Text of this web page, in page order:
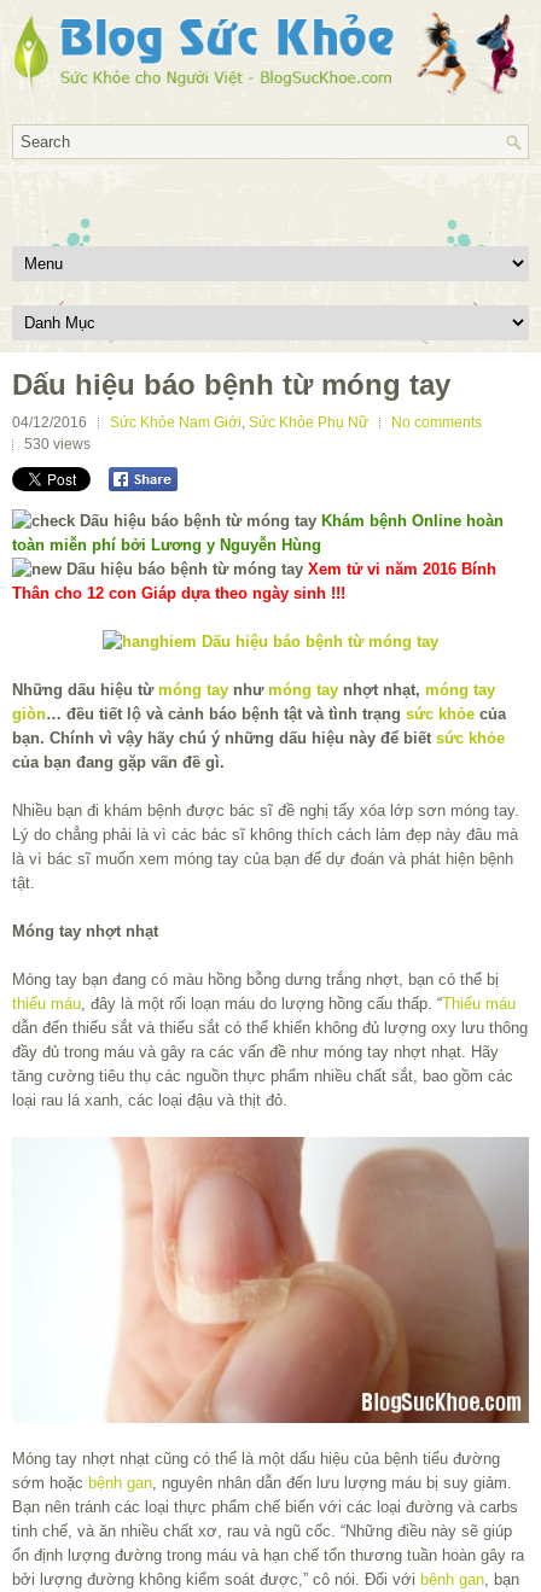
Dấu hiệu báo bệnh từ móng tay
04/12/2016 Sức Khỏe Nam Giới, Sức Khỏe Phụ Nữ
No comments
530 views
Khám bệnh Online hoàn
toàn miễn phí bởi Lương y Nguyễn Hùng
Xem tử vi năm 2016 Bính
Thân cho 12 con Giáp dựa theo ngày sinh !!!
Những dấu hiệu từ móng tay như móng tay nhợt nhạt, móng tay
giòn… đều tiết lộ và cảnh báo bệnh tật và tình trạng sức khỏe của
bạn. Chính vì vậy hãy chú ý những dấu hiệu này để biết sức khỏe
của bạn đang gặp vấn đề gì.
Nhiều bạn đi khám bệnh được bác sĩ đề nghị tẩy xóa lớp sơn móng tay.
Lý do chẳng phải là vì các bác sĩ không thích cách làm đẹp này đâu mà
là vì bác sĩ muốn xem móng tay của bạn để dự đoán và phát hiện bệnh
tật.
Móng tay nhợt nhạt
Móng tay bạn đang có màu hồng bỗng dưng trắng nhợt, bạn có thể bị
thiếu máu, đây là một rối loạn máu do lượng hồng cấu thấp. “Thiếu máu
dẫn đến thiếu sắt và thiếu sắt có thể khiến không đủ lượng oxy lưu thông
đầy đủ trong máu và gây ra các vấn đề như móng tay nhợt nhạt. Hãy
tăng cường tiêu thụ các nguồn thực phẩm nhiều chất sắt, bao gồm các
loại rau lá xanh, các loại đậu và thịt đỏ.
Móng tay nhợt nhạt cũng có thể là một dấu hiệu của bệnh tiểu đường
sớm hoặc bệnh gan , nguyên nhân dẫn đến lưu lượng máu bị suy giảm.
Bạn nên tránh các loại thực phẩm chế biến với các loại đường và carbs
tinh chế, và ăn nhiều chất xơ, rau và ngũ cốc. “Những điều này sẽ giúp
ổn định lượng đường trong máu và hạn chế tổn thương tuần hoàn gây ra
bởi lượng đường không kiểm soát được,” cô nói. Đối với bệnh gan , bạn